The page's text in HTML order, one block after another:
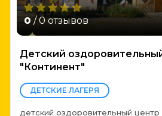
0 / 0 отзывов
Детский
"Континент"
ДЕТСКИЕ ЛАГЕРЯ
детский оздоровительный центр